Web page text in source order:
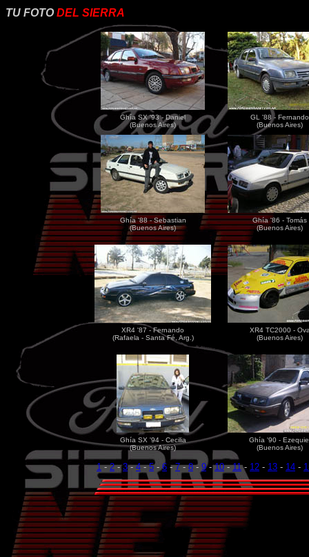
TU FOTODEL SIERRA
Ghía SX '93 - Daniel
(Buenos Aires)
GL '88 - Fernando
(Buenos Aires)
Ghía '88 - Sebastian
(Buenos Aires)
Ghía '86 - Tomás
(Buenos Aires)
XR4 '87 - Fernando
(Rafaela - Santa Fé, Arg.)
XR4 TC2000 -
(Buenos Aires)
Ghía SX '94 - Cecilia
(Buenos Aires)
Ghía '90 -
(Buenos Aires)
1-2-3-4-5-6 -7-8- 9-10-11- 12 - 13 - 14 -